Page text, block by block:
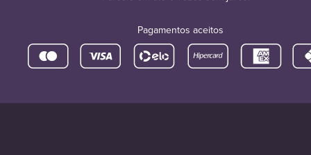
Pagamentos aceitos